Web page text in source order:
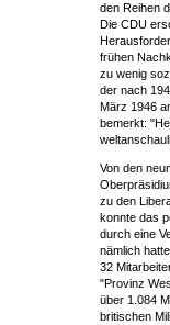
den Reihen
Die CDU
frühen
zu wenig
der nach
März 1946
bemerkt:
Von den
zu den
konnte das
durch eine
nämlich
32
"Provinz
über 1.084
britischen